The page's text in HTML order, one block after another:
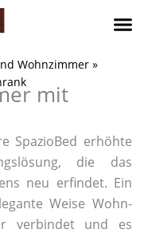
Wohnzimmer »
mit
SpazioBed erhöhte
die das
neu erfindet. Ein
Weise Wohn-
verbindet und es